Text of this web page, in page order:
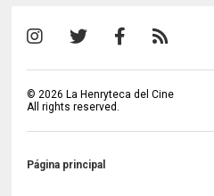
©2026 La Henryteca del Cine
All rights reserved.
Página principal